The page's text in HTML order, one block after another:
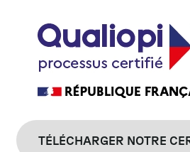
TÉLÉCHARGER NOTRE